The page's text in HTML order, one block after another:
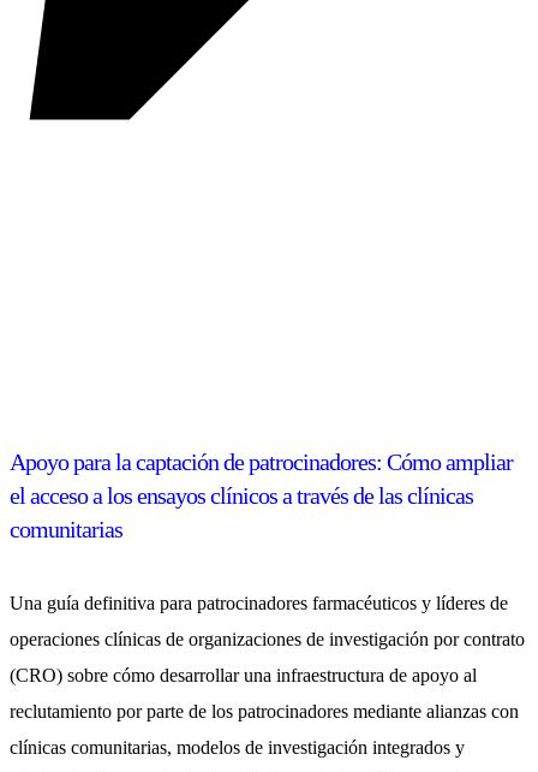
Apoyo para la captación de patrocinadores: Cómo ampliar
el acceso a los ensayos clínicos a través de las clínicas
comunitarias
Una guía definitiva para patrocinadores farmacéuticos y líderes de
operaciones clínicas de organizaciones de investigación por contrato
(CRO) sobre cómo desarrollar una infraestructura de apoyo al
reclutamiento por parte de los patrocinadores mediante alianzas con
clínicas comunitarias, modelos de investigación integrados y